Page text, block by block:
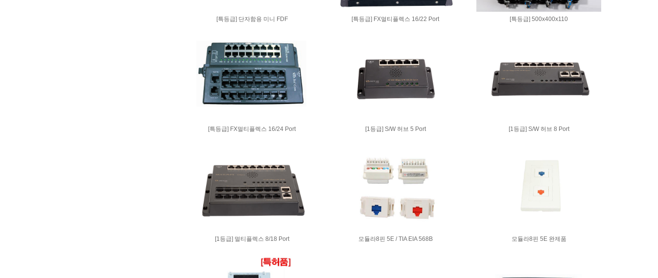
[특등급] 단자함용 미니 FDF [특등급] FX멀티플렉스 16/22 Port [특등급] 500x400x110
[특등급] FX멀티플렉스 16/24 Port [1등급] S/W 허브 5 Port [1등급] S/W 허브 8 Port
[1등급] 멀티플렉스 8/18 Port 모듈라8핀 5E / TIA EIA 568B 모듈라8핀 5E 완제품